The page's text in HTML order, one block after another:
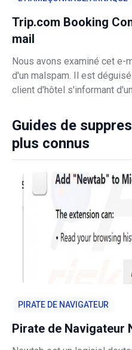
Trip.com Booking
mail
Nous avons examiné cet e-
d'un malspam. Il est
client d'hôtel s'informant
est d'inciter le destinataire
Guides de
plus connus
PIRATE DE NAVIGATEUR
Pirate de Navigateur